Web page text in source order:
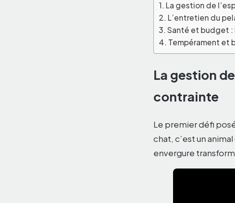
La gestion de
L’entretien du
Santé et budget :
Tempérament et
La gestion
contrainte
Le premier défi
chat, c’est un
envergure